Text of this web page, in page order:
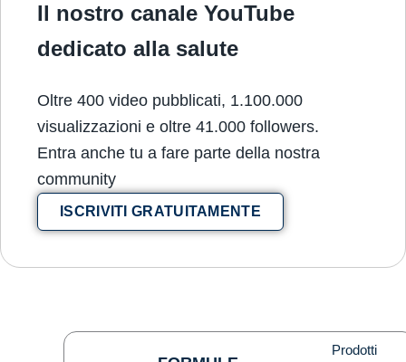
Il nostro canale YouTube
dedicato alla salute
Oltre 400 video pubblicati, 1.100.000
visualizzazioni e oltre 41.000 followers.
Entra anche tu a fare parte della nostra
community
ISCRIVITI GRATUITAMENTE
Prodotti